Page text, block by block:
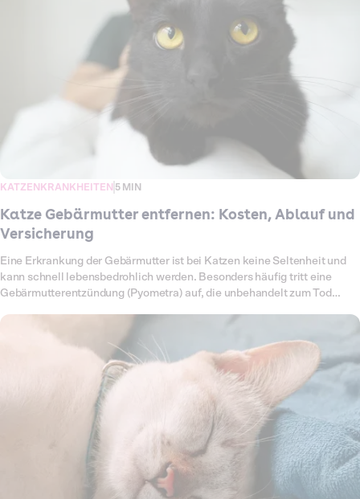
möglichen Zusatzleistungen wie Chippen oder Impfungen ab. Auch
Komplikationen können die Rechnung erhöhen. Damit du weißt, womit
du rechnen musst, findest du hier einen Überblick über den Ablauf, die
typischen Preise und die Möglichkeiten, einen Teil der Kosten durch
eine Versicherung abdecken zu lassen.
KATZENKRANKHEITEN 5 MIN
Katze Gebärmutter entfernen: Kosten, Ablauf und
Versicherung
Eine Erkrankung der Gebärmutter ist bei Katzen keine Seltenheit und
kann schnell lebensbedrohlich werden. Besonders häufig tritt eine
Gebärmutterentzündung (Pyometra) auf, die unbehandelt zum Tod
oder andere Veränderungen können eine Operation notwendig machen.
Für dich als Halterin oder Halter bedeutet das nicht nur eine große
Sorge um die Gesundheit deiner Katze, sondern auch erhebliche
Tierarztkosten. Was dich bei einer Gebärmutter-OP deiner Katze
erwartet, welche Symptome auf eine Erkrankung hinweisen und wie
hoch die Kosten sind, erfährst du hier im Überblick.